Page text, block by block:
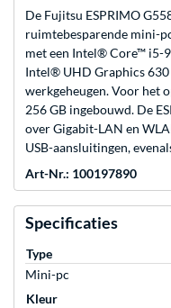
De Fujitsu ESPRIMO
ruimtebesparende mini-
met een Intel® Core™ i5-
Intel® UHD Graphics 630
werkgeheugen. Voor het
256 GB ingebouwd. De
over Gigabit-LAN en
USB-aansluitingen,
Art-Nr.: 100197890
Specificaties
Type
Mini-pc
Kleur